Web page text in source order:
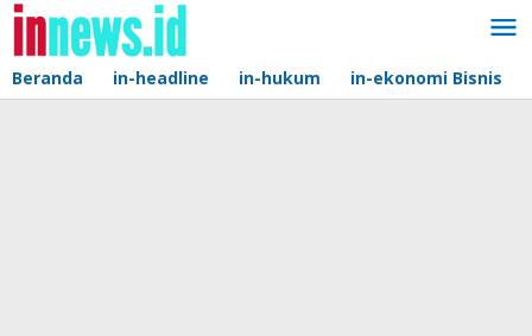
Lewati
konten
Beranda in-headline in-hukum in-ekonomi Bisnis